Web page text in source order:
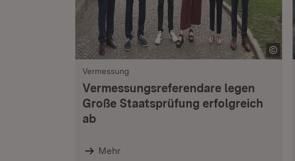
Vermessung
Vermessungsreferendare legen
Große Staatsprüfung erfolgreich
ab
Mehr